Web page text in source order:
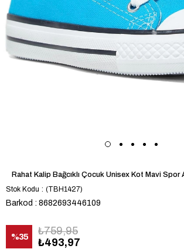
Rahat Kalip Bağcıklı Çocuk Unisex Kot Mavi
Stok Kodu
(TBH1427)
Barkod : 8682693446109
%35
₺759,95
₺493,97